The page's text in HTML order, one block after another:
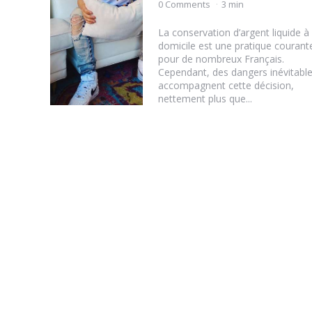
by
0 Comments 3 min
La conservation d’argent liquide à
domicile est une pratique
pour de nombreux Français.
Cependant, des dangers
accompagnent cette décision,
nettement plus que...